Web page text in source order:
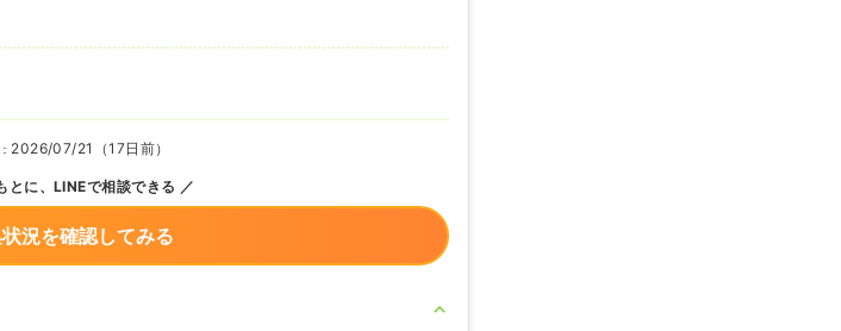
2026/07/21（17日前）
とに、LINEで相談できる
況を確認してみる